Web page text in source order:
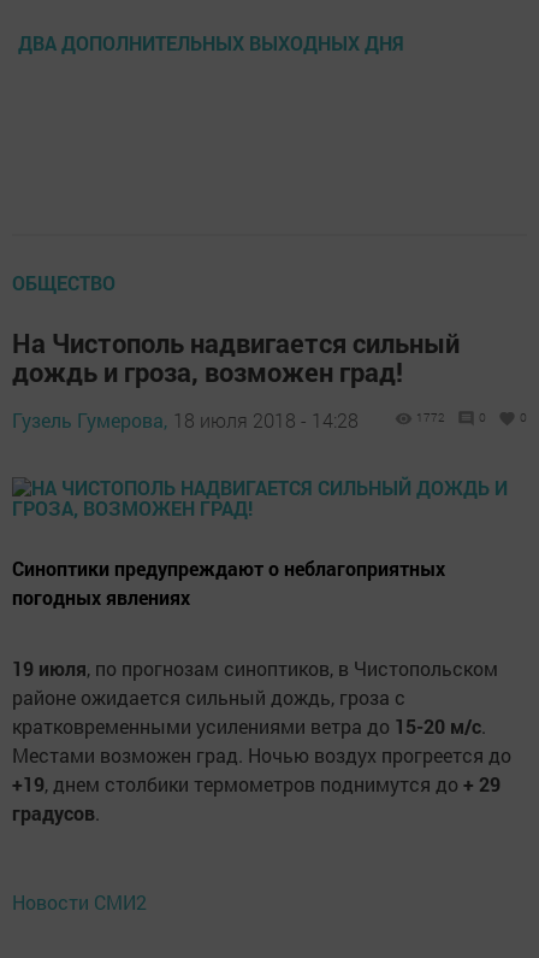
ДВА ДОПОЛНИТЕЛЬНЫХ ВЫХОДНЫХ ДНЯ
ОБЩЕСТВО
На Чистополь надвигается сильный
дождь и гроза, возможен град!
Гузель Гумерова, 18 июля 2018 - 14:28 1772 0 0
Синоптики предупреждают о неблагоприятных
погодных явлениях
19 июля, по прогнозам синоптиков, в Чистопольском
районе ожидается сильный дождь, гроза с
кратковременными усилениями ветра до 15-20 м/с.
Местами возможен град. Ночью воздух прогреется до
+19, днем столбики термометров поднимутся до + 29
градусов.
Новости СМИ2